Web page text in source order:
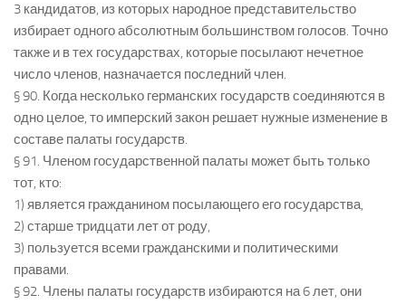
3 кандидатов, из которых народное представительство
избирает одного абсолютным большинством голосов. Точно
также и в тех государствах, которые посылают нечетное
число членов, назначается последний член.
§ 90. Когда несколько германских государств соединяются в
одно целое, то имперский закон решает нужные изменение в
составе палаты государств.
§ 91. Членом государственной палаты может быть только
тот, кто:
1) является гражданином посылающего его государства,
2) старше тридцати лет от роду,
3) пользуется всеми гражданскими и политическими
правами.
§ 92. Члены палаты государств избираются на 6 лет, они